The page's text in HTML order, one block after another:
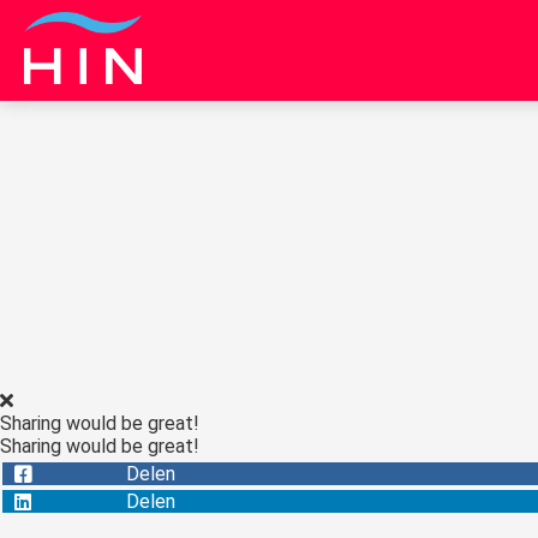
Sharing would be great!
Sharing would be great!
Delen
Delen